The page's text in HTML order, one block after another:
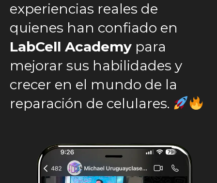
experiencias reales de
quienes han confiado en
LabCell Academy para
mejorar sus habilidades y
crecer en el mundo de la
reparación de celulares.